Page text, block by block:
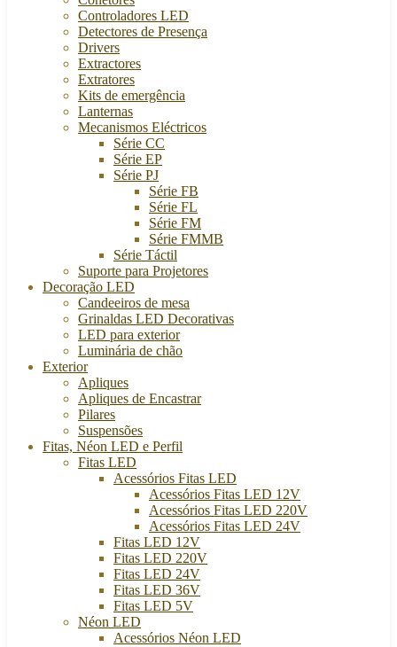
Controladores LED
Detectores de Presença
Drivers
Extractores
Extratores
Kits de emergência
Lanternas
Mecanismos Eléctricos
Série CC
Série EP
Série PJ
Série FB
Série FL
Série FM
Série FMMB
Série Táctil
Suporte para Projetores
Decoração LED
Candeeiros de mesa
Grinaldas LED Decorativas
LED para exterior
Luminária de chão
Exterior
Apliques
Apliques de Encastrar
Pilares
Suspensões
Fitas, Néon LED e Perfil
Fitas LED
Acessórios Fitas LED
Acessórios Fitas LED 12V
Acessórios Fitas LED 220V
Acessórios Fitas LED 24V
Fitas LED 12V
Fitas LED 220V
Fitas LED 24V
Fitas LED 36V
Fitas LED 5V
Néon LED
Acessórios Néon LED